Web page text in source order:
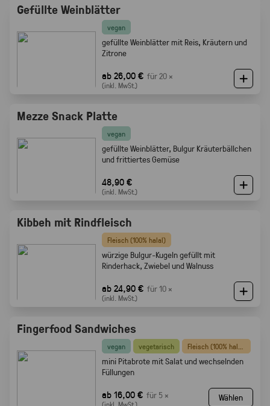
Gefüllte Weinblätter
vegan
gefüllte Weinblätter mit Reis, Kräutern und
Zitrone
ab 26,00 € für 20 ×
(inkl. MwSt.)
Mezze Snack Platte
vegan
gefüllte Weinblätter, Bulgur Kräuterbällchen
und frittiertes Gemüse
48,90 €
(inkl. MwSt.)
Kibbeh mit Rindfleisch
Fleisch (100% halal)
würzige Bulgur-Kugeln gefüllt mit
Rinderhack, Zwiebel und Walnuss
ab 24,90 € für 10 ×
(inkl. MwSt.)
Fingerfood Sandwiches
vegan vegetarisch
mini Pitabrote mit Salat und wechselnden
Füllungen
ab 16,00 € für 5 × Wählen